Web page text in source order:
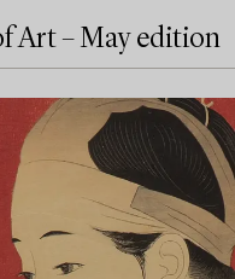
Art – May edition